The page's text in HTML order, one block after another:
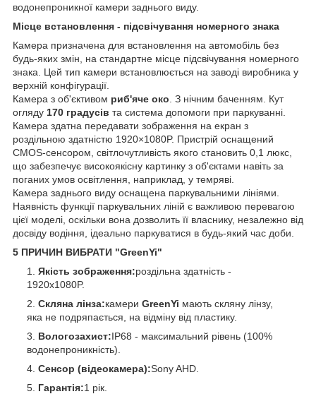
водонепроникної камери заднього виду.
Місце встановлення - підсвічування номерного знака
Камера призначена для встановлення на автомобіль без
будь-яких змін, на стандартне місце підсвічування номерного
знака. Цей тип камери встановлюється на заводі виробника у
верхній конфігурації.
Камера з об'єктивом риб'яче око . З нічним баченням. Кут
огляду 170 градусів та система допомоги при паркуванні.
Камера здатна передавати зображення на екран з
роздільною здатністю 1920×1080P. Пристрій оснащений
CMOS-сенсором, світлочутливість якого становить 0,1 люкс,
що забезпечує високоякісну картинку з об'єктами навіть за
поганих умов освітлення, наприклад, у темряві.
Камера заднього виду оснащена паркувальними лініями.
Наявність функції паркувальних ліній є важливою перевагою
цієї моделі, оскільки вона дозволить її власнику, незалежно від
досвіду водіння, ідеально паркуватися в будь-який час доби.
5 ПРИЧИН ВИБРАТИ "GreenYi"
Якість зображення:роздільна здатність -
1920x1080P.
Скляна лінза:камери GreenYi мають скляну лінзу,
яка не подряпається, на відміну від пластику.
Вологозахист:IP68 - максимальний рівень (100%
водонепроникність).
Сенсор (відеокамера):Sony AHD.
Гарантія:1 рік.